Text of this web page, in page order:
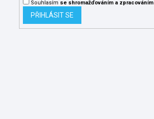
Souhlasím se shromažďováníma zpracováním
PŘIHLÁSIT SE